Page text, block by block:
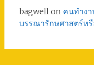
bagwellon คนทำงา
บรรณารักษศาสตร์ห